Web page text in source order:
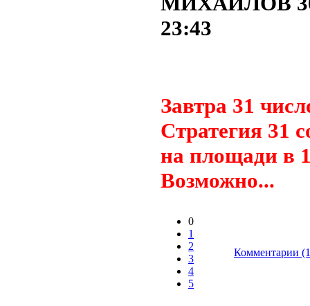
23:43
Завтра 31
Стратегия 31
на площади в
Возможно...
0
1
2
3
4
5
Комментарии